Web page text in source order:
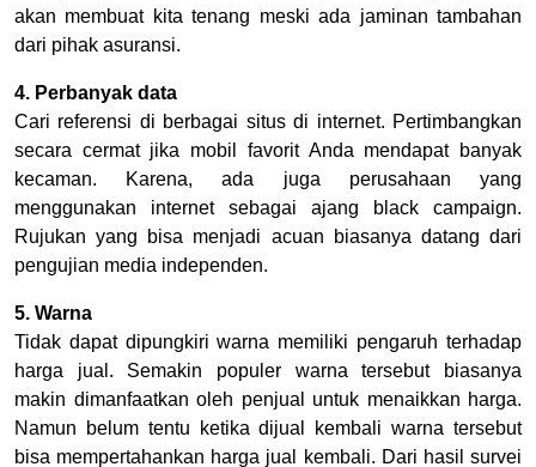
akan membuat kita tenang meski ada jaminan tambahan
dari pihak asuransi.
4. Perbanyak data
Cari referensi di berbagai situs di internet. Pertimbangkan
secara cermat jika mobil favorit Anda mendapat banyak
kecaman. Karena, ada juga perusahaan yang
menggunakan internet sebagai ajang black campaign.
Rujukan yang bisa menjadi acuan biasanya datang dari
pengujian media independen.
5. Warna
Tidak dapat dipungkiri warna memiliki pengaruh terhadap
harga jual. Semakin populer warna tersebut biasanya
makin dimanfaatkan oleh penjual untuk menaikkan harga.
Namun belum tentu ketika dijual kembali warna tersebut
bisa mempertahankan harga jual kembali. Dari hasil survei